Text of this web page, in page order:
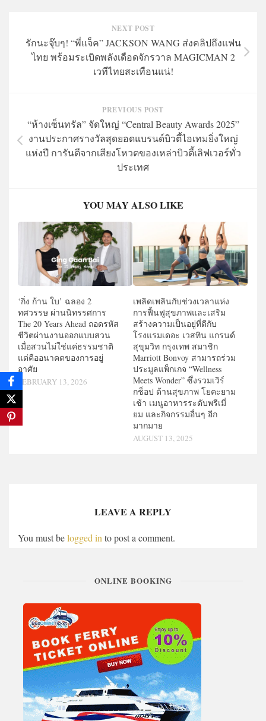
NEXT POST
รักนะจุ๊บๆ! “พี่แจ็ค” JACKSON WANG ส่งคลิปถึงแฟน
ไทย พร้อมระเบิดพลังเดือดจักรวาล MAGICMAN 2
เวทีไทยสะเทือนแน่!
PREVIOUS POST
“ห้างเซ็นทรัล” จัดใหญ่ “Central Beauty Awards 2025”
งานประกาศรางวัลสุดยอดแบรนด์บิวตี้ไอเทมยิ่งใหญ่
แห่งปี การันตีจากเสียงโหวตของเหล่าบิวตี้เลิฟเวอร์ทั่ว
ประเทศ
YOU MAY ALSO LIKE
‘กิ่ง ก้าน ใบ’ ฉลอง 2
ทศวรรษ ผ่านนิทรรศการ
The 20 Years Ahead ถอดรหัส
ชีวิตผ่านงานออกแบบสวน
เมื่อสวนไม่ใช่แค่ธรรมชาติ
แต่คืออนาคตของการอยู่
อาศัย
FEBRUARY 13, 2026
เพลิดเพลินกับช่วงเวลาแห่ง
การฟื้นฟูสุขภาพและเสริม
สร้างความเป็นอยู่ที่ดีกับ
โรงแรมเดอะ เวสทิน แกรนด์
สุขุมวิท กรุงเทพ สมาชิก
Marriott Bonvoy สามารถร่วม
ประมูลแพ็กเกจ “Wellness
Meets Wonder” ซึ่งรวมเวิร์
กช็อป ด้านสุขภาพ โยคะยาม
เช้า เมนูอาหารระดับพรีเมี่
ยม และกิจกรรมอื่นๆ อีก
มากมาย
AUGUST 13, 2025
LEAVE A REPLY
You must belogged in to post a comment.
ONLINE BOOKING